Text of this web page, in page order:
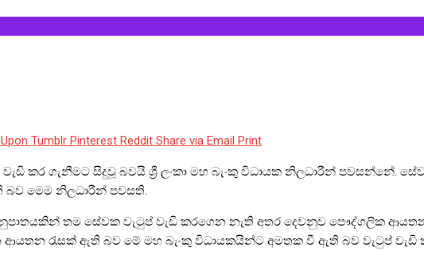
Tumblr Pinterest Reddit Share via Email Print
කර ගැනීමට සිදුවූ බවයි ශ්‍රී ලංකා මහ බැංකු විධායක නිලධාරීන් පවසන්නේ.
බව මෙම නිලධාරීන් පවසති.
තම සේවක වැටුප් වැඩි කරගෙන නැති අතර දෙවනුව පෞද්ගලික
රැසක් ඇති බව මේ මහ බැංකු විධායකයින්ට අමතක වී ඇති බව වැටුප් වැඩි